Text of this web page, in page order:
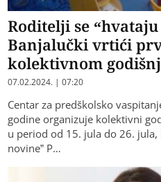
Roditelji se “hvataju
Banjalučki vrtići
kolektivnom
07.02.2024. | 07:20
Centar za predškolsko
godine organizuje kolektivni
u period od 15. jula do 26. jula,
novine” P…